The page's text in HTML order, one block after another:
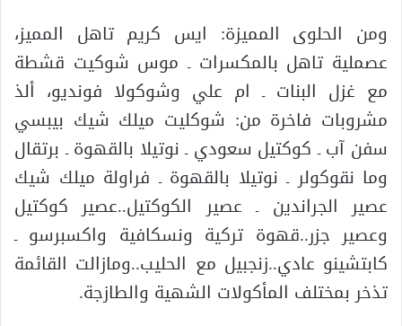
ومن الحلوى المميزة: ايس كريم تاهل المميز،
عصملية تاهل بالمكسرات ـ موس شوكيت قشطة
مع غزل البنات ـ ام علي وشوكولا فونديو، ألذ
مشروبات فاخرة من: شوكليت ميلك شيك بيبسي
سفن آب ـ كوكتيل سعودي ـ نوتيلا بالقهوة ـ برتقال
وما نقوكولر ـ نوتيلا بالقهوة ـ فراولة ميلك شيك
عصير الجراندين ـ عصير الكوكتيل..عصير كوكتيل
وعصير جزر..قهوة تركية ونسكافية واكسبرسو ـ
كابتشينو عادي..زنجبيل مع الحليب..ومازالت القائمة
تذخر بمختلف المأكولات الشهية والطازجة.